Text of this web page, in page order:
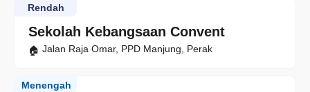
Sekolah Kebangsaan Convent
Rendah
Jalan Raja Omar, PPD Manjung, Perak
Menengah